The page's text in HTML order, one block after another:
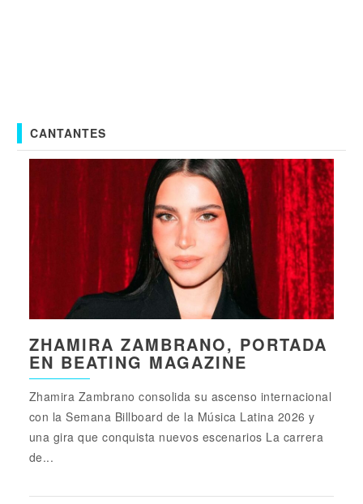
CANTANTES
ZHAMIRA ZAMBRANO, PORTADA
EN BEATING MAGAZINE
Zhamira Zambrano consolida su ascenso internacional
con la Semana Billboard de la Música Latina 2026 y
una gira que conquista nuevos escenarios La carrera
de...